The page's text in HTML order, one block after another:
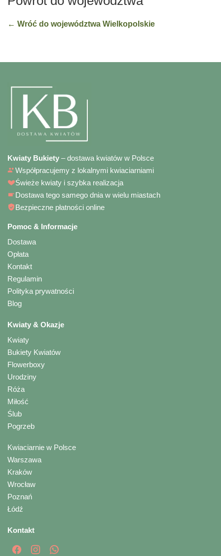
← Wróć do województwa Wielkopolskie
Kwiaty Bukiety – dostawa kwiatów w Polsce
Współpracujemy z lokalnymi kwiaciarniami
Świeże kwiaty i szybka realizacja
Dostawa tego samego dnia w wielu miastach
Bezpieczne płatności online
Pomoc & Informacje
Dostawa
Opłata
Kontakt
Regulamin
Polityka prywatności
Blog
Kwiaty & Okazje
Kwiaty
Bukiety Kwiatów
Flowerboxy
Urodziny
Róża
Miłość
Ślub
Pogrzeb
Kwiaciarnie w Polsce
Warszawa
Kraków
Wrocław
Poznań
Łódź
Kontakt